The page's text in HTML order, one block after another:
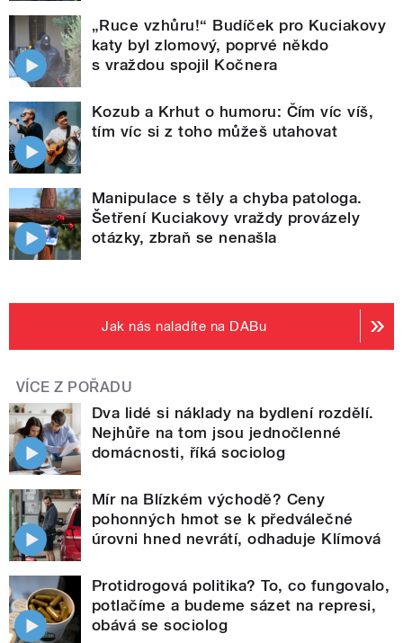
„Ruce vzhůru!“ Budíček pro Kuciakovy
katy byl zlomový, poprvé někdo
s vraždou spojil Kočnera
Kozub a Krhut o humoru: Čím víc víš,
tím víc si z toho můžeš utahovat
Manipulace s těly a chyba patologa.
Šetření Kuciakovy vraždy provázely
otázky, zbraň se nenašla
Jak nás naladíte na DABu
VÍCE Z POŘADU
Dva lidé si náklady na bydlení rozdělí.
Nejhůře na tom jsou jednočlenné
domácnosti, říká sociolog
Mír na Blízkém východě? Ceny
pohonných hmot se k předválečné
úrovni hned nevrátí, odhaduje Klímová
Protidrogová politika? To, co fungovalo,
potlačíme a budeme sázet na represi,
obává se sociolog